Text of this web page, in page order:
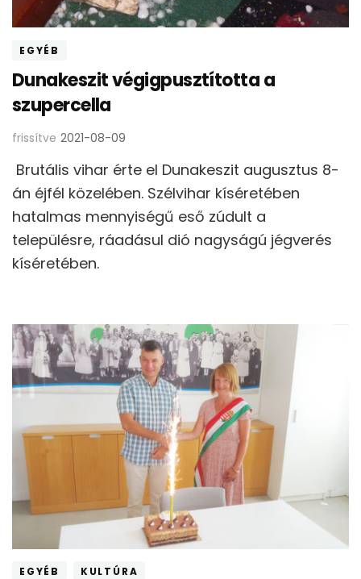
EGYÉB
Dunakeszit végigpusztította a
szupercella
frissítve 2021-08-09
Brutális vihar érte el Dunakeszit augusztus 8-
án éjfél közelében. Szélvihar kíséretében
hatalmas mennyiségű eső zúdult a
településre, ráadásul dió nagyságú jégverés
kíséretében.
EGYÉB KULTÚRA